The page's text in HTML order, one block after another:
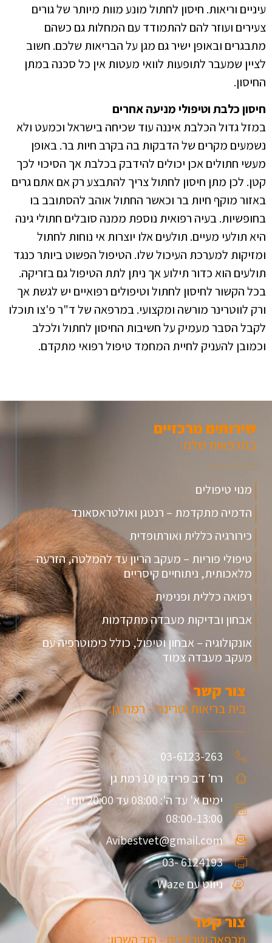
עיניים וריאות. חיסון לחתול מונע מוות מיותר של גורים
צעירים ועוזר להם להתמודד עם המחלות גם כשהם
מתבגרים ובאופן ישיר גם מגן על הבריאות שלכם. חשוב
לציין שמעבר לתופעות לוואי מעטות אין כל סכנה במתן
החיסון.
חיסון כלבת וטיפולי מניעה אחרים
במזל גדול הכלבת איננה עוד שכיחה בישראל וכמעט ולא
נשמעים מקרים של הדבקות בה בקרב חיות בר. באופן
מעשי חתולים אכן יכולים להידבק בכלבת אך הסיכוי לכך
קטן. לכן מתן חיסון לחתול צריך להתבצע רק אם אתם גרים
באזור מוקף חיות בר וכאשר החתול אוהב להסתובב בו
בחופשיות. בעיה רפואית נוספת ממנה סובלים חתולי גינה
היא תולעי מעיים. תולעים אלו יוצרות אי נוחות לחתול
ומזיקות למערכת העיכול שלו. הטיפול הפשוט ביותר כנגד
תולעים הוא כדור תילוע אך ניתן לתת הטיפול גם בזריקה.
בכל הקשור לחיסון לחתול וטיפולים רפואיים יש לגשת אך
ורק לווטרינר מורשה ומקצועי. במרפאה של ד"ר פ'צו תוכלו
לקבל הסבר מעמיק על חשיבות החיסון לחתול ולכלב
וכמובן להעניק לחיית המחמד טיפול רפואי מתקדם.
שירותים מרכזיים
במרפאות שלנו:
מנוי טיפולים
הדמיה מתקדמת – רנטגן ואולטראסאונד
כירורגיה כללית ואורתופדית
טיפולי פוריות – מעקב הריון עד להמלטה, הזרעה
מלאכותית, ניתוחיים קיסריים
רפואה כללית ופנימית
אבחון ובדיקות מעבדה מתקדמות
אונקולוגיה – אבחון וטיפול, כולל כימוטרפיה עם
מעקב מעבדה צמוד
צור קשר
בית בריאות וטרינרי - רמת גן:
03-6123-263
רח' דב פרידמן 10 רמת גן
ימים א' עד ה': 08:00 עד 20:00 יום ו':
08:00-13:00
Avibestvet@gmail.com
6124193 -03
ניווט עם Waze
צור קשר
מרפאה וטרינרית - הוד השרון: